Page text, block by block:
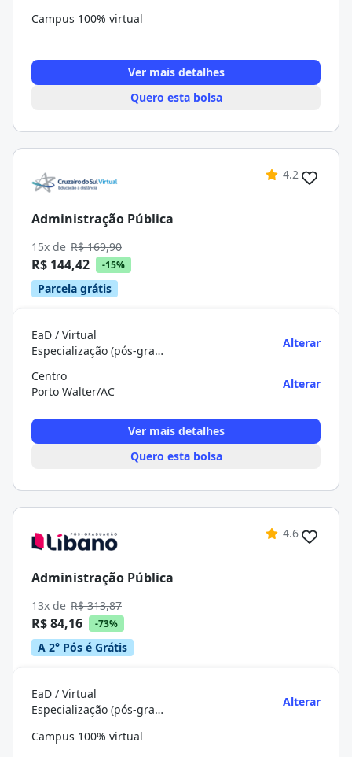
Campus 100% virtual
Ver mais detalhes
Quero esta bolsa
4.2
Administração Pública
15x de R$ 169,90
R$ 144,42 -15%
Parcela grátis
EaD / Virtual
Especialização (pós-graduação)
Alterar
Centro
Porto Walter/AC
Alterar
Ver mais detalhes
Quero esta bolsa
4.6
Administração Pública
13x de R$ 313,87
R$ 84,16 -73%
A 2° Pós é Grátis
EaD / Virtual
Especialização (pós-graduação)
Alterar
Campus 100% virtual